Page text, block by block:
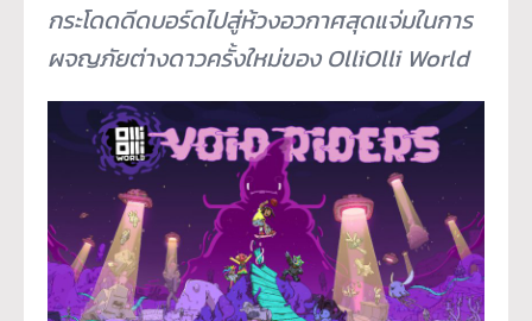
กระโดดดีดบอร์ดไปสู่ห้วงอวกาศสุดแจ่มในการ
ผจญภัยต่างดาวครั้งใหม่ของ OlliOlli World